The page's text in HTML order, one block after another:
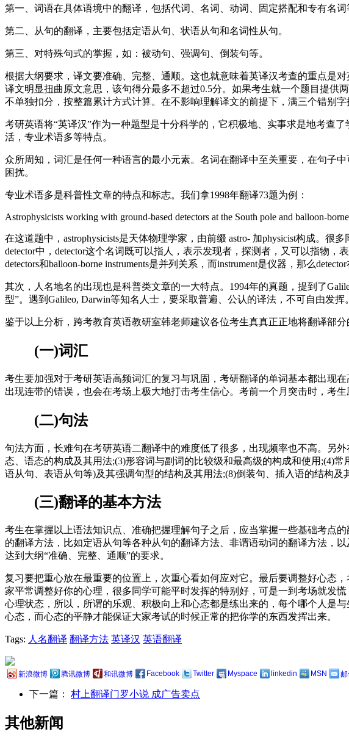
第一、词语在具体语境中的翻译，包括代词、名词、动词、固定搭配和专有名词
第二、从句的翻译，主要包括定语从句、状语从句和名词性从句。
第三、对特殊句式的掌握，如：被动句、强调句、倒装句等。
根据大纲要求，译文要准确、完整、通顺。这也就意味着英译汉考查的重点是
译文明显扭曲原文意思，该句得分最多不超过0.5分。如果考生就一个题目提
不单独扣分，按整篇累计方式计算。在不影响理解译文的前提下，满三个错别字
考研英语将“英译汉”作为一种题型是十分科学的，它积极地、实事求是地考查
活，专业术语多等特点。
众所周知，词汇是任何一种语言的最小元素。名词在翻译中至关重要，在句子
困扰。
专业术语多是科普性文章的特点和标志。我们拿1998年翻译73题为例：
Astrophysicists working with ground-based detectors at the South pole and balloon-
在这道题中，astrophysicists是天体物理学家，由前缀 astro- 加physicist构成。很
detector中，detector这个名词既可以指人，表示发现者，探测者，又可以指物
detectors和balloon-borne instruments是并列关系，而instrument是仪器，那么
其次，人名地名的出现也是科普类文章的一大特点。1994年的真题，提到了
型”。遇到Galileo, Darwin等知名人士，要采取普遍、公认的译法，不可自由发
鉴于以上分析，跨考教育英语教研室韩老师建议各位考生真真正正地将翻译部
(一)词汇
考生要加强对于考研英语高频词汇的复习与巩固，考研翻译的单词基本都出现
出现连带的错误，也会在考场上极大地打击考生信心。考前一个月突击时，考
(二)句法
句法方面，长难句在考研英语二翻译中的难度低了很多，出现频率也不高。另
态、语态的构成及其用法;(3)形容词与副词的比较级和最高级的构成和使用;(4)
语从句、表语从句等)及其强调句型的结构及其用法;(8)倒装句、插入语的结构及
(三)翻译的基本方法
考生在掌握以上语法知识点、准确把握理解句子之后，应当掌握一些基础考点
的翻译方法，比如定语从句等各种从句的翻译方法、非谓语动词的翻译方法，
达到大纲“准确、完整、通顺”的要求。
复习要把重心放在最重要的位置上，次重心看如何应对它。最后要调整好心态
家平常调整好你的心理，很多同学可能平时发挥的特别好，可是一到考场就发
心理状态，所以，所谓的乐观、积极向上和心态都是练出来的，每个哪个人是
心态，而心态的平静才能保证大家考试的时候正常的把你学的东西发挥出来。
Tags: 人名翻译 翻译方法 英译汉 英语翻译
新浪微博 腾讯微博 和讯微博 Facebook Twitter Myspace linkedin MSN
下一篇： 村上翻译门罗小说 成广告卖点
其他新闻